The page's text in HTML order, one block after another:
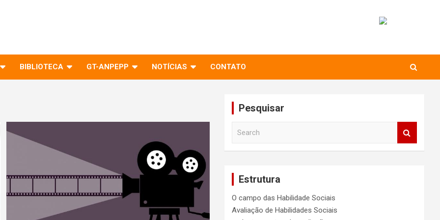
BIBLIOTECA GT-ANPEPP NOTÍCIAS CONTATO
Pesquisar
Estrutura
O campo das Habilidade Sociais
Avaliação de Habilidades Sociais